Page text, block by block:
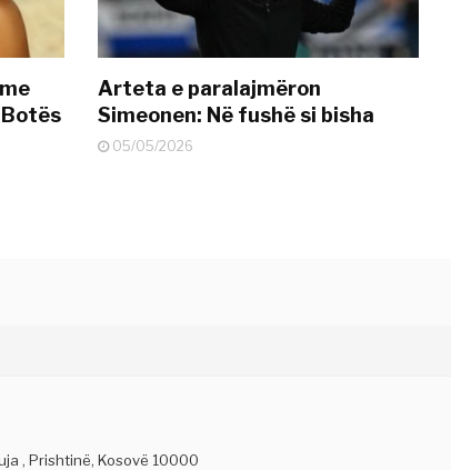
Arteta e paralajmëron
Simeonen: Në fushë si bisha
05/05/2026
, Prishtinë, Kosovë 10000